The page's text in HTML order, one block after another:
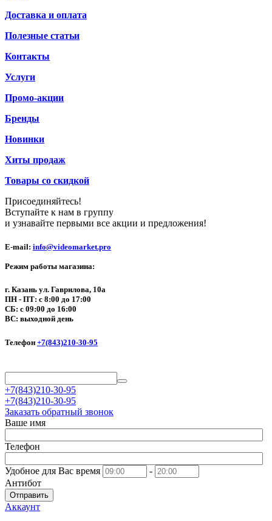
Доставка и оплата
Полезные статьи
Контакты
Услуги
Промо-акции
Бренды
Новинки
Хиты продаж
Товары со скидкой
Присоединяйтесь!
Вступайте к нам в группу
и узнавайте первыми все акции и предложения!
E-mail: info@videomarket.pro
Режим работы магазина:
г. Казань ул. Гаврилова, 10а
ПН - ПТ: с 8:00 до 17:00
СБ: с 09:00 до 16:00
ВС: выходной день
Телефон +7(843)210-30-95
+7(843)210-30-95
+7(843)210-30-95
Заказать обратный звонок
Ваше имя
Телефон
Удобное для Вас время
-
Антибот
Отправить
Аккаунт